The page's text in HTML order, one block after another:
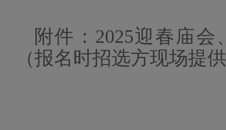
附件： 2025迎春庙
（报名时招选方现场提